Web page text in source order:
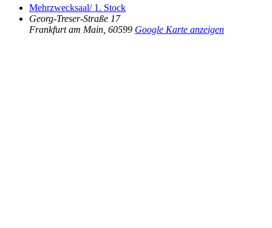
Mehrzwecksaal/ 1. Stock
Georg-Treser-Straße 17
Frankfurt am Main 60599 Google Karte anzeigen